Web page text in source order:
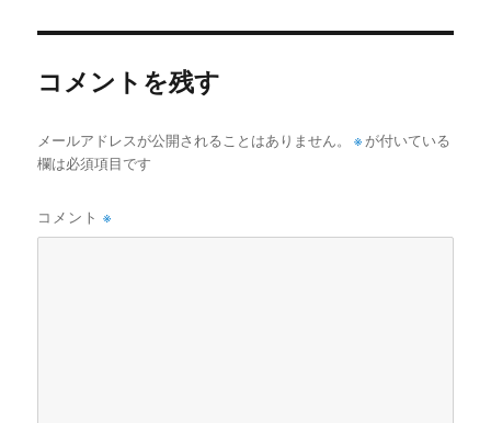
コメントを残す
メールアドレスが公開されることはありません。 ※ が付いている
欄は必須項目です
コメント※